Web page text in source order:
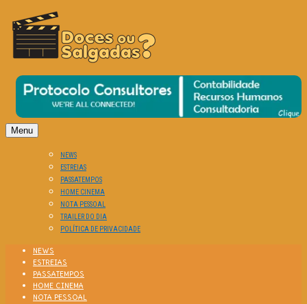
DOCES OU SALGADAS?
O Cinema? Uma Paixão!!
Menu
NEWS
ESTREIAS
PASSATEMPOS
HOME CINEMA
NOTA PESSOAL
TRAILER DO DIA
POLÍTICA DE PRIVACIDADE
NEWS
ESTREIAS
PASSATEMPOS
HOME CINEMA
NOTA PESSOAL